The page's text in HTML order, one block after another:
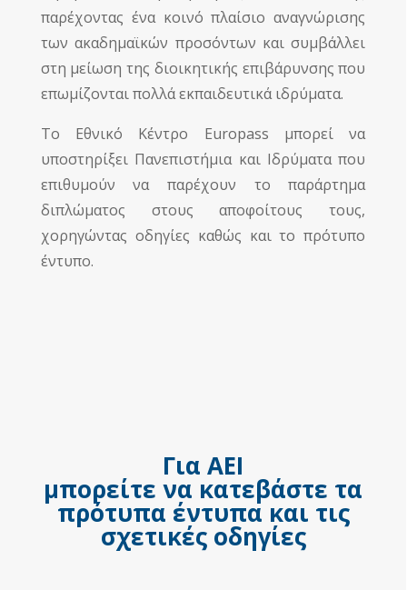
παρέχοντας ένα κοινό πλαίσιο αναγνώρισης
των ακαδημαϊκών προσόντων και συμβάλλει
στη μείωση της διοικητικής επιβάρυνσης που
επωμίζονται πολλά εκπαιδευτικά ιδρύματα.
Το Εθνικό Κέντρο Europass μπορεί να
υποστηρίξει Πανεπιστήμια και Ιδρύματα που
επιθυμούν να παρέχουν το παράρτημα
διπλώματος στους αποφοίτους τους,
χορηγώντας οδηγίες καθώς και το πρότυπο
έντυπο.
Για ΑΕΙ
μπορείτε να κατεβάστε τα
πρότυπα έντυπα και τις
σχετικές οδηγίες